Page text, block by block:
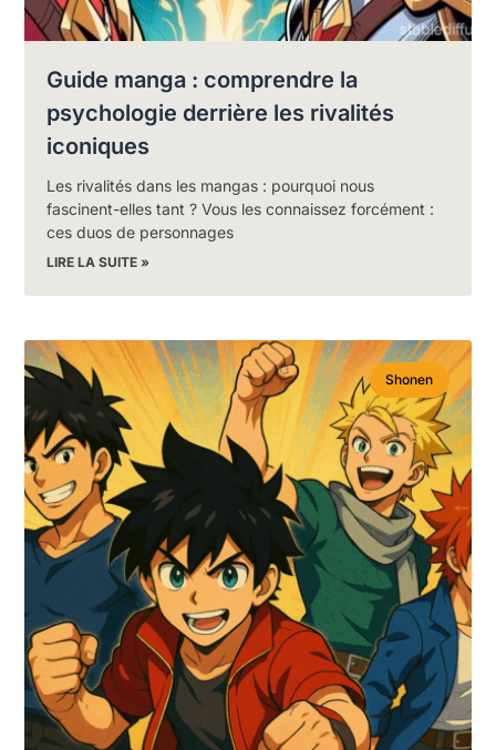
Guide manga : comprendre la
psychologie derrière les rivalités
iconiques
Les rivalités dans les mangas : pourquoi nous
fascinent-elles tant ? Vous les connaissez forcément :
ces duos de personnages
LIRE LA SUITE »
Shonen